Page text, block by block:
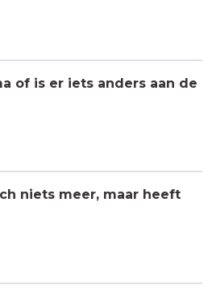
of is er iets anders aan de
niets meer, maar heeft